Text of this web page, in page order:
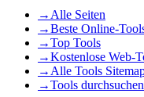
→ Alle Seiten
→Beste Online-
→Top Tools
→Kostenlose Web-
→ Alle Tools
→Tools durchsuchen